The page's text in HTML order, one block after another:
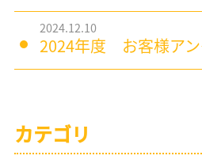
2024.12.10
2024年度 お客様ア
カテゴリ